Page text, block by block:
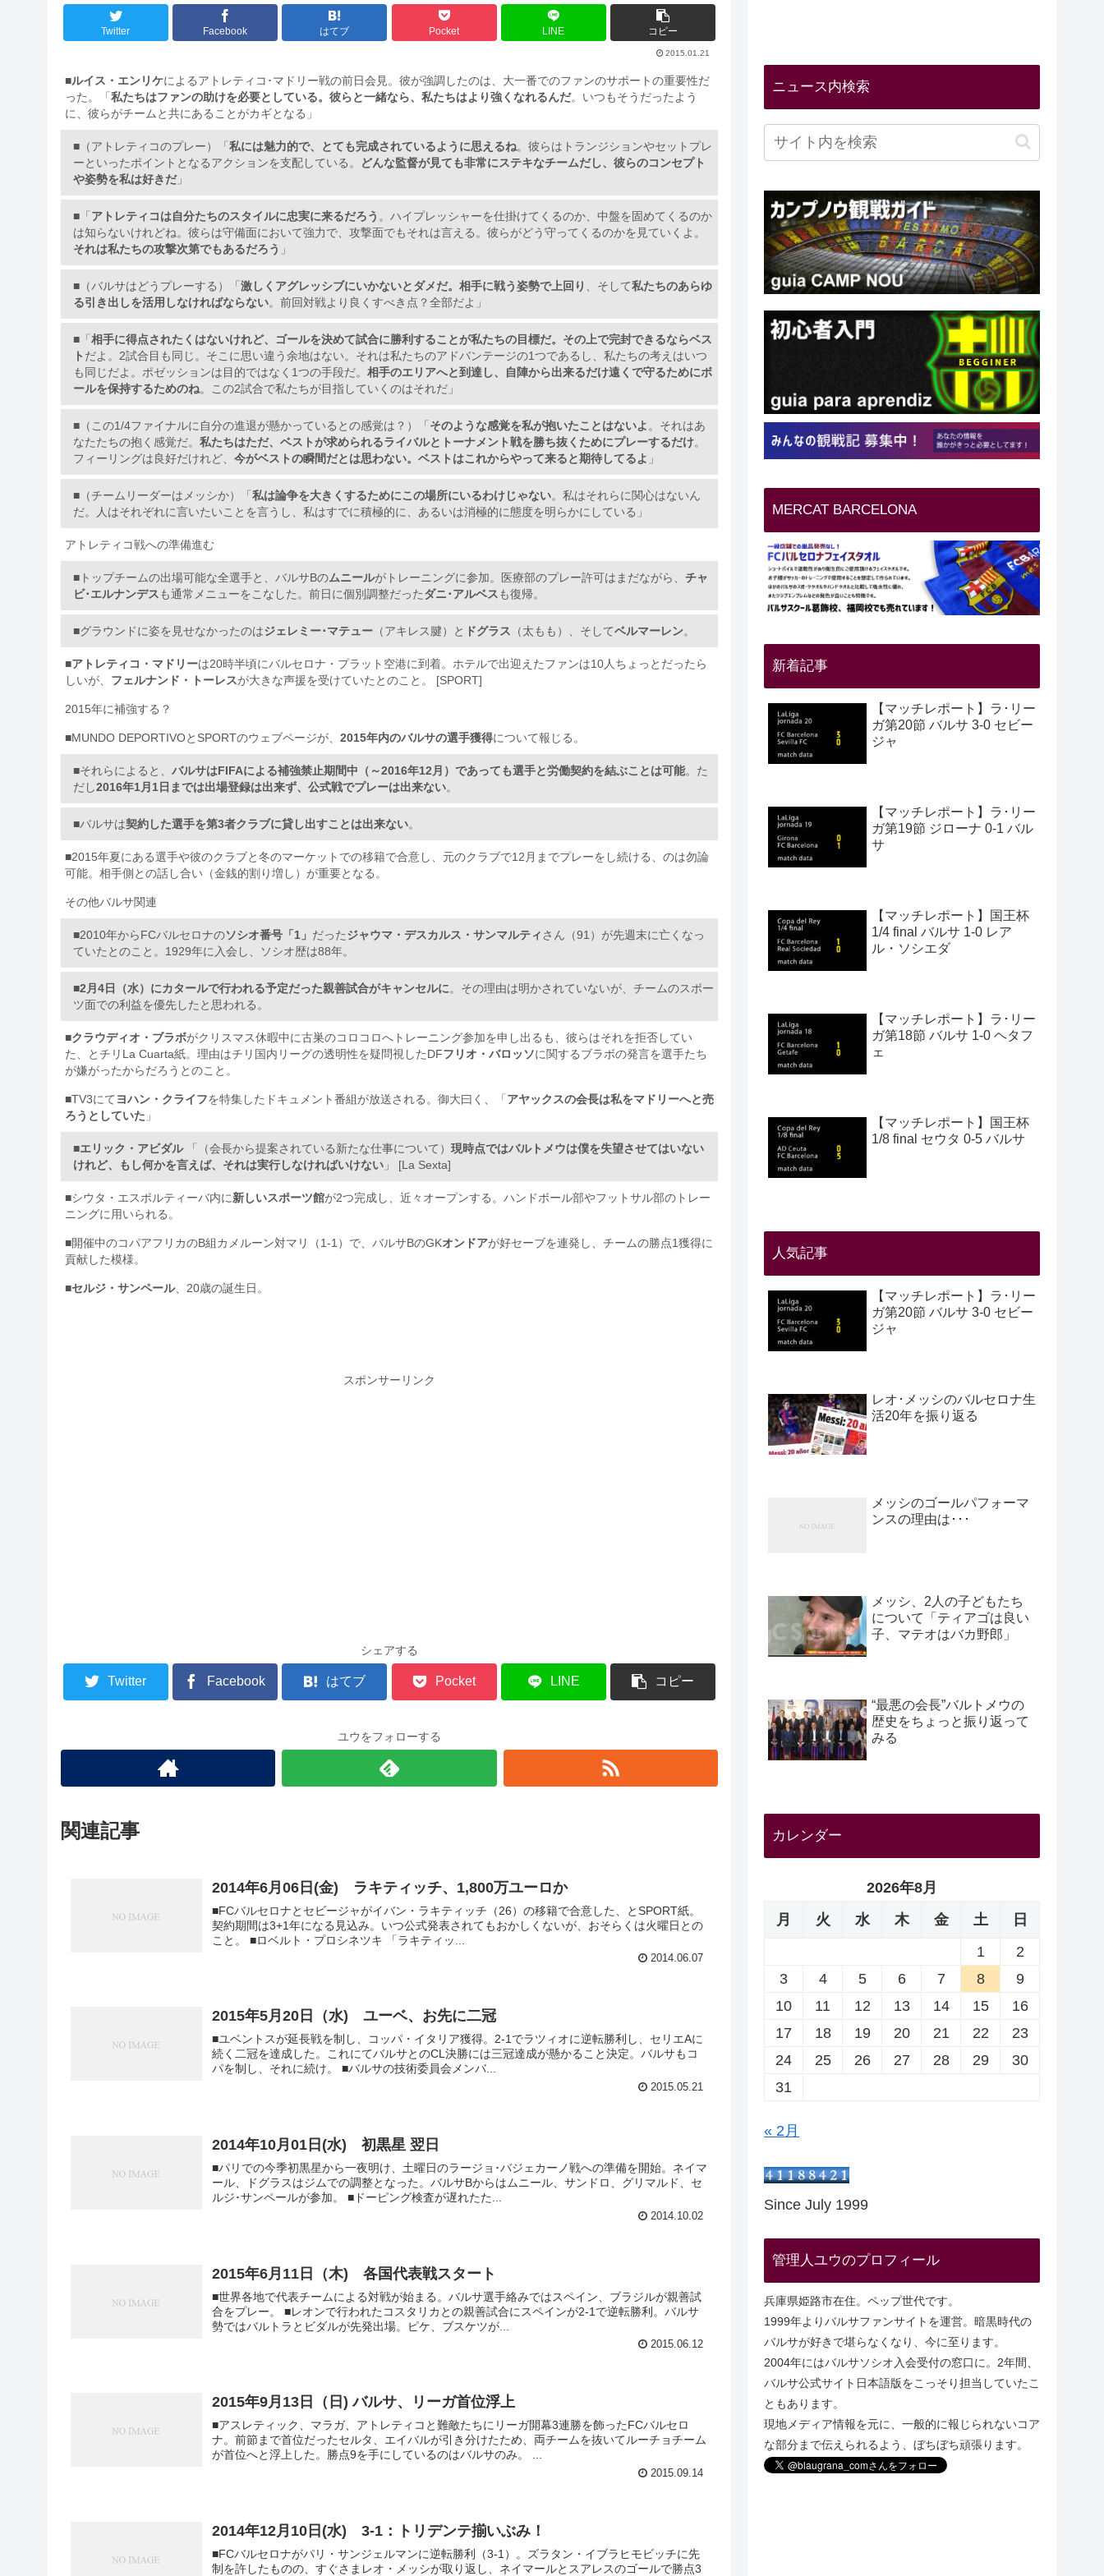
Twitter Facebook はてブ Pocket LINE コピー
2015.01.21
■ルイス・エンリケによるアトレティコ･マドリー戦の前日会見。彼が強調したのは、大一番でのファンのサポートの重要性だ
った。「 私たちはファンの助けを必要としている。彼らと一緒なら、私たちはより強くなれるんだ。いつもそうだったよう
に、彼らがチームと共にあることがカギとなる」
■（アトレティコのプレー）「 私には魅力的で、とても完成されているように思えるね。彼らはトランジションやセットプレ
ーといったポイントとなるアクションを支配している。
どんな監督が見ても非常にステキなチームだし、彼らのコンセプト
や姿勢を私は好きだ」
■「 アトレティコは自分たちのスタイルに忠実に来るだろう 。ハイプレッシャーを仕掛けてくるのか、中盤を固めてくるのか
は知らないけれどね。彼らは守備面において強力で、攻撃面でもそれは言える。彼らがどう守ってくるのかを見ていくよ。
それは私たちの攻撃次第でもあるだろう 」
■（バルサはどうプレーする）「 激しくアグレッシブにいかないとダメだ。相手に戦う姿勢で上回り 、そして私たちのあらゆ
る引き出しを活用しなければならない。前回対戦より良くすべき点？全部だよ」
■「 相手に得点されたくはないけれど、ゴールを決めて試合に勝利することが私たちの目標だ。その上で完封できるならベス
ト だよ。2試合目も同じ。そこに思い違う余地はない。それは私たちのアドバンテージの1つであるし、私たちの考えはいつ
も同じだよ。ポゼッションは目的ではなく1つの手段だ。 相手のエリアへと到達し、自陣から出来るだけ遠くで守るためにボ
ールを保持するためのね。この2試合で私たちが目指していくのはそれだ」
■（この1/4ファイナルに自分の進退が懸かっているとの感覚は？）「 そのような感覚を私が抱いたことはないよ 。それはあ
なたたちの抱く感覚だ。 私たちはただ、ベストが求められるライバルとトーナメント戦を勝ち抜くためにプレーするだけ。
フィーリングは良好だけれど、 今がベストの瞬間だとは思わない。ベストはこれからやって来ると期待してるよ 」
■（チームリーダーはメッシか）「 私は論争を大きくするためにこの場所にいるわけじゃない。私はそれらに関心はないん
だ。人はそれぞれに言いたいことを言うし、私はすでに積極的に、あるいは消極的に態度を明らかにしている」
アトレティコ戦への準備進む
■トップチームの出場可能な全選手と、バルサBのムニールがトレーニングに参加。医療部のプレー許可はまだながら、 チャ
ビ･エルナンデスも通常メニューをこなした。前日に個別調整だったダニ･アルベスも復帰。
■グラウンドに姿を見せなかったのはジェレミー･マテュー （アキレス腱）と ドグラス （太もも）、そしてベルマーレン。
■アトレティコ・マドリーは20時半頃にバルセロナ・プラット空港に到着。ホテルで出迎えたファンは10人ちょっとだったら
しいが、 フェルナンド・トーレスが大きな声援を受けていたとのこと。 [SPORT]
2015年に補強する？
■MUNDO DEPORTIVOとSPORTのウェブページが、 2015年内のバルサの選手獲得について報じる。
■それらによると、 バルサはFIFAによる補強禁止期間中（～2016年12月）であっても選手と労働契約を結ぶことは可能。た
だし2016年1月1日までは出場登録は出来ず、公式戦でプレーは出来ない。
■バルサは契約した選手を第3者クラブに貸し出すことは出来ない。
■2015年夏にある選手や彼のクラブと冬のマーケットでの移籍で合意し、元のクラブで12月までプレーをし続ける、のは勿論
可能。相手側との話し合い（金銭的割り増し）が重要となる。
その他バルサ関連
■2010年からFCバルセロナのソシオ番号「1」 だったジャウマ・デスカルス・サンマルティ さん（91）が先週末に亡くなっ
ていたとのこと。1929年に入会し、ソシオ歴は88年。
■2月4日（水）にカタールで行われる予定だった親善試合がキャンセルに。その理由は明かされていないが、チームのスポー
ツ面での利益を優先したと思われる。
■クラウディオ・ブラボがクリスマス休暇中に古巣のコロコロへトレーニング参加を申し出るも、彼らはそれを拒否してい
た、とチリLa Cuarta紙。理由はチリ国内リーグの透明性を疑問視したDFフリオ・バロッソに関するブラボの発言を選手たち
が嫌がったからだろうとのこと。
■TV3にて ヨハン・クライフを特集したドキュメント番組が放送される。御大曰く、「 アヤックスの会長は私をマドリーへと売
ろうとしていた 」
■エリック・アビダル「（会長から提案されている新たな仕事について） 現時点ではバルトメウは僕を失望させてはいない
けれど、もし何かを言えば、それは実行しなければいけない 」 [La Sexta]
■シウタ・エスポルティーバ内に新しいスポーツ館が2つ完成し、近々オープンする。ハンドボール部やフットサル部のトレー
ニングに用いられる。
■開催中のコパアフリカのB組カメルーン対マリ（1-1）で、バルサBのGKオンドアが好セーブを連発し、チームの勝点1獲得に
貢献した模様。
■セルジ・サンペール、20歳の誕生日。
スポンサーリンク
シェアする
Twitter Facebook はてブ Pocket LINE コピー
ユウをフォローする
関連記事
2014年6月06日(金) ラキティッチ、1,800万ユーロか
■FCバルセロナとセビージャがイバン・ラキティッチ（26）の移籍で合意した、とSPORT紙。
契約期間は3+1年になる見込み。いつ公式発表されてもおかしくないが、おそらくは火曜日との
こと。 ■ロベルト・プロシネツキ 「ラキティッ...
2014.06.07
2015年5月20日（水) ユーベ、お先に二冠
■ユベントスが延長戦を制し、コッパ・イタリア獲得。2-1でラツィオに逆転勝利し、セリエAに
続く二冠を達成した。これにてバルサとのCL決勝には三冠達成が懸かること決定。バルサもコ
パを制し、それに続け。 ■バルサの技術委員会メンバ...
2015.05.21
2014年10月01日(水) 初黒星 翌日
■パリでの今季初黒星から一夜明け、土曜日のラージョ･バジェカーノ戦への準備を開始。ネイマ
ール、ドグラスはジムでの調整となった。バルサBからはムニール、サンドロ、グリマルド、セ
ルジ･サンペールが参加。 ■ドーピング検査が遅れたた...
2014.10.02
2015年6月11日（木) 各国代表戦スタート
■世界各地で代表チームによる対戦が始まる。バルサ選手絡みではスペイン、ブラジルが親善試
合をプレー。 ■レオンで行われたコスタリカとの親善試合にスペインが2-1で逆転勝利。バルサ
勢ではバルトラとビダルが先発出場。ピケ、ブスケツが...
2015.06.12
2015年9月13日（日) バルサ、リーガ首位浮上
■アスレティック、マラガ、アトレティコと難敵たちにリーガ開幕3連勝を飾ったFCバルセロ
ナ。前節まで首位だったセルタ、エイバルが引き分けたため、両チームを抜いてルーチョチーム
が首位へと浮上した。勝点9を手にしているのはバルサのみ。 ...
2015.09.14
2014年12月10日(水) 3-1：トリデンテ揃いぶみ！
■FCバルセロナがパリ・サンジェルマンに逆転勝利（3-1）。ズラタン・イブラヒモビッチに先
制を許したものの、すぐさまレオ・メッシが取り返し、ネイマールとスアレスのゴールで勝点3
ニュース内検索
MERCAT BARCELONA
新着記事
【マッチレポート】ラ･リー
ガ第20節 バルサ 3-0 セビー
ジャ
【マッチレポート】ラ･リー
ガ第19節 ジローナ 0-1 バル
サ
【マッチレポート】国王杯
1/4 final バルサ 1-0 レア
ル・ソシエダ
【マッチレポート】ラ･リー
ガ第18節 バルサ 1-0 ヘタフ
ェ
【マッチレポート】国王杯
1/8 final セウタ 0-5 バルサ
人気記事
【マッチレポート】ラ･リー
ガ第20節 バルサ 3-0 セビー
ジャ
レオ･メッシのバルセロナ生
活20年を振り返る
メッシのゴールパフォーマ
ンスの理由は･･･
メッシ、2人の子どもたち
について「ティアゴは良い
子、マテオはバカ野郎」
“最悪の会長”バルトメウの
歴史をちょっと振り返って
みる
カレンダー
2026年8月
月
火 水 木 金 土
日
1
2
3
4 5 6 7 8
9
10
11 12 13 14 15
16
17
18 19 20 21 22
23
24
25 26 27 28 29
30
31
« 2月
Since July 1999
管理人ユウのプロフィール
兵庫県姫路市在住。ペップ世代です。
1999年よりバルサファンサイトを運営。暗黒時代の
バルサが好きで堪らなくなり、今に至ります。
2004年にはバルサソシオ入会受付の窓口に。2年間、
バルサ公式サイト日本語版をこっそり担当していたこ
ともあります。
現地メディア情報を元に、一般的に報じられないコア
な部分まで伝えられるよう、ぼちぼち頑張ります。